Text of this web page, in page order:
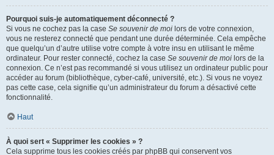
Pourquoi suis-je automatiquement déconnecté ?
Si vous ne cochez pas la case Se souvenir de moi lors de votre connexion,
vous ne resterez connecté que pendant une durée déterminée. Cela empêche
que quelqu’un d’autre utilise votre compte à votre insu en utilisant le même
ordinateur. Pour rester connecté, cochez la case Se souvenir de moi lors de la
connexion. Ce n’est pas recommandé si vous utilisez un ordinateur public pour
accéder au forum (bibliothèque, cyber-café, université, etc.). Si vous ne voyez
pas cette case, cela signifie qu’un administrateur du forum a désactivé cette
fonctionnalité.
Haut
À quoi sert « Supprimer les cookies » ?
Cela supprime tous les cookies créés par phpBB qui conservent vos